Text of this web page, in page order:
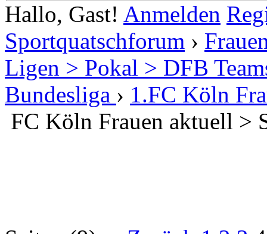
Hallo, Gast! Anmelden
Sportquatschforum ›
Ligen > Pokal > DFB
Bundesliga › 1.FC Köln
FC Köln Frauen aktuell >